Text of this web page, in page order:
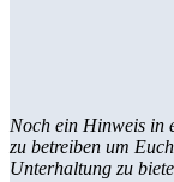
Noch ein Hinweis in
zu betreiben um
Unterhaltung zu